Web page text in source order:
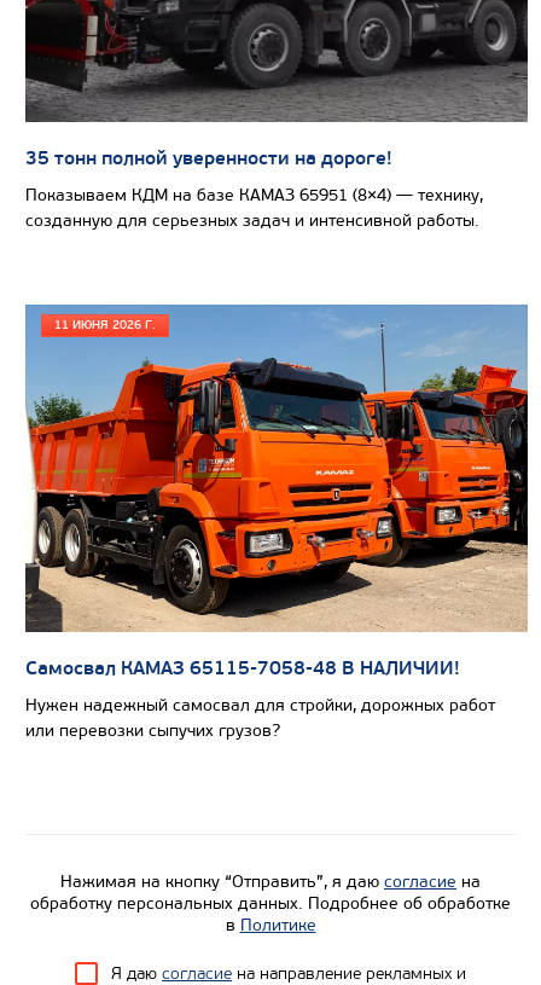
Экологический класс
Колесная формула
Узнать цену
Колесная формула
35 тонн полной уверенности на дороге!
Показываем КДМ на базе КАМАЗ 65951 (8×4) — технику,
созданную для серьезных задач и интенсивной работы.
11 ИЮНЯ 2026 Г.
Самосвал КАМАЗ 65115-7058-48 В НАЛИЧИИ!
Нужен надежный самосвал для стройки, дорожных работ
или перевозки сыпучих грузов?
Нажимая на кнопку “Отправить”, я даю согласие на
обработку персональных данных. Подробнее об обработке
в Политике
Я даю согласие на направление рекламных и